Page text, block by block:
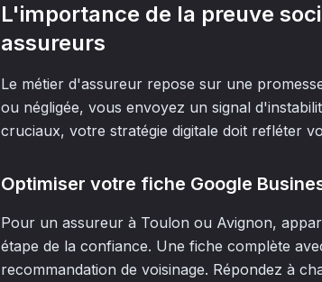
L'importance de la preuve
assureurs
Le métier d'assureur repose sur une
ou négligée, vous envoyez un signal
cruciaux, votre stratégie digitale doit refléter
Optimiser votre fiche Google
Pour un assureur à Toulon ou Avignon,
étape de la confiance. Une fiche complète
recommandation de voisinage. Répondez à